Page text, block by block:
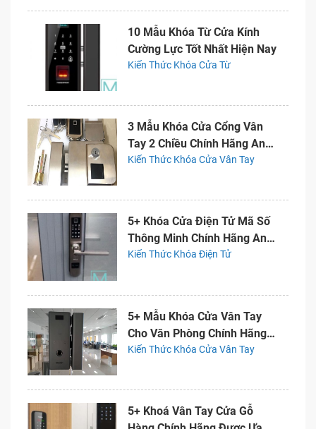
10 Mẫu Khóa Từ Cửa Kính
Cường Lực Tốt Nhất Hiện Nay
Kiến Thức Khóa Cửa Từ
3 Mẫu Khóa Cửa Cổng Vân
Tay 2 Chiều Chính Hãng An
Toàn
Kiến Thức Khóa Cửa Vân Tay
5+ Khóa Cửa Điện Tử Mã Số
Thông Minh Chính Hãng An
Toàn
Kiến Thức Khóa Điện Tử
5+ Mẫu Khóa Cửa Vân Tay
Cho Văn Phòng Chính Hãng
Giá Rẻ
Kiến Thức Khóa Cửa Vân Tay
5+ Khoá Vân Tay Cửa Gỗ